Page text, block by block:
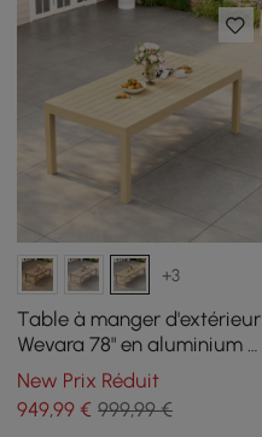
+3
Table à manger d'extérieur
Wevara 78" en aluminium à
lattes finition naturelle
New Prix Réduit
949,99 € 999,99 €